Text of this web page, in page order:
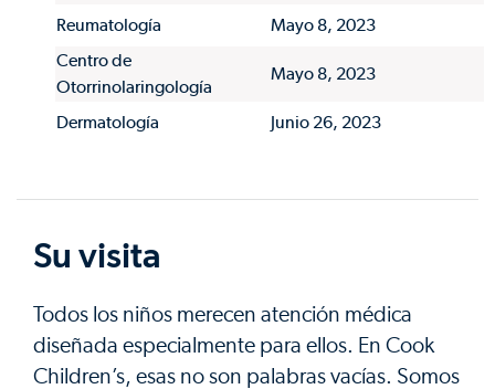
Reumatología
Mayo 8, 2023
Centro de
Otorrinolaringología
Mayo 8, 2023
Dermatología Junio 26, 2023
Su visita
Todos los niños merecen atención médica
diseñada especialmente para ellos. En Cook
Children’s, esas no son palabras vacías. Somos